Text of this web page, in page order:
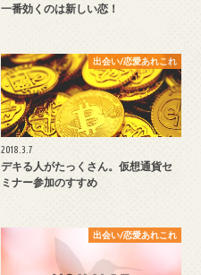
一番効くのは新しい恋！
出会い/恋愛あれこれ
2018.3.7
デキる人がたっくさん。仮想通貨セ
ミナー参加のすすめ
出会い/恋愛あれこれ